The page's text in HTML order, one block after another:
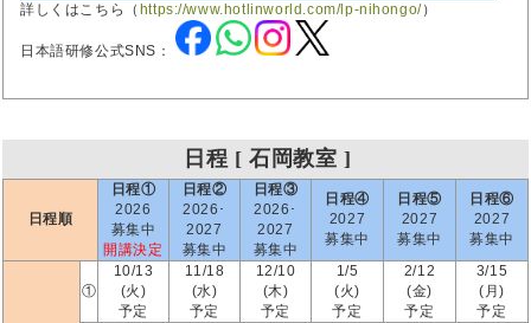
詳しくはこちら（ https://www.hotlinworld.com/lp-nihongo/）
日本語研修公式SNS：
日程 [ 石岡教室 ]
日程順
日程①
2026
募集中
開講決定
日程②
2026･
2027
募集中
日程③
2026･
2027
募集中
日程④
2027
募集中
日程⑤
2027
募集中
日程⑥
2027
募集中
①
10/13
(火)
予定
11/18
(水)
予定
12/10
(木)
予定
1/5
(火)
予定
2/12
(金)
予定
3/15
(月)
予定